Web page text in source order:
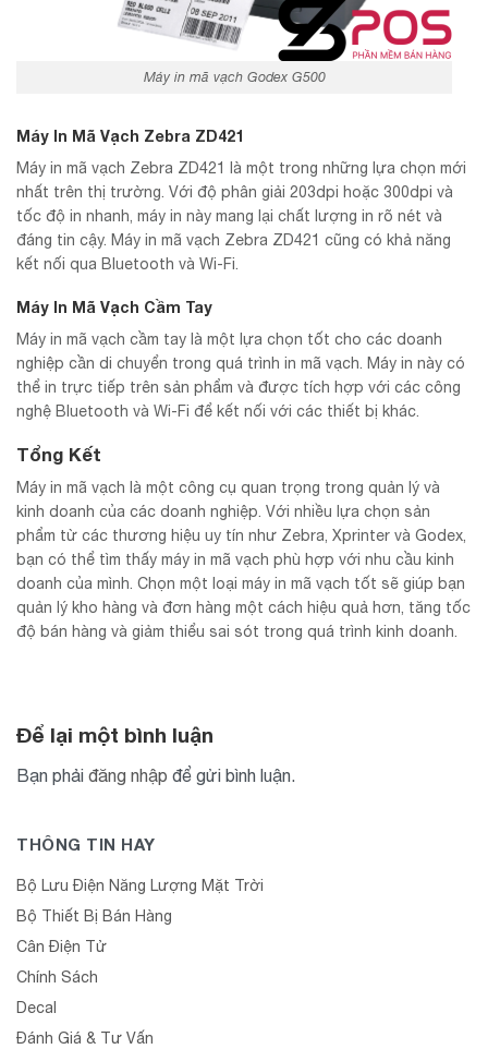
Máy in mã vạch Godex G500
Máy In Mã Vạch Zebra ZD421
Máy in mã vạch Zebra ZD421 là một trong những lựa chọn mới
nhất trên thị trường. Với độ phân giải 203dpi hoặc 300dpi và
tốc độ in nhanh, máy in này mang lại chất lượng in rõ nét và
đáng tin cậy. Máy in mã vạch Zebra ZD421 cũng có khả năng
kết nối qua Bluetooth và Wi-Fi.
Máy In Mã Vạch Cầm Tay
Máy in mã vạch cầm tay là một lựa chọn tốt cho các doanh
nghiệp cần di chuyển trong quá trình in mã vạch. Máy in này có
thể in trực tiếp trên sản phẩm và được tích hợp với các công
nghệ Bluetooth và Wi-Fi để kết nối với các thiết bị khác.
Tổng Kết
Máy in mã vạch là một công cụ quan trọng trong quản lý và
kinh doanh của các doanh nghiệp. Với nhiều lựa chọn sản
phẩm từ các thương hiệu uy tín như Zebra, Xprinter và Godex,
bạn có thể tìm thấy máy in mã vạch phù hợp với nhu cầu kinh
doanh của mình. Chọn một loại máy in mã vạch tốt sẽ giúp bạn
quản lý kho hàng và đơn hàng một cách hiệu quả hơn, tăng tốc
độ bán hàng và giảm thiểu sai sót trong quá trình kinh doanh.
Để lại một bình luận
Bạn phải đăng nhập để gửi bình luận.
THÔNG TIN HAY
Bộ Lưu Điện Năng Lượng Mặt Trời
Bộ Thiết Bị Bán Hàng
Cân Điện Tử
Chính Sách
Decal
Đánh Giá & Tư Vấn